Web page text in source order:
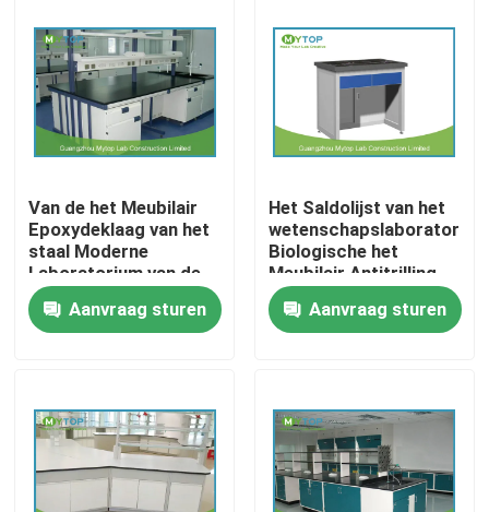
Thuis
Contacten
Producten
Van de het Meubilair
Epoxydeklaag van het
staal Moderne
Laboratorium van de
het
Laboratoriumwerkbank
het Effectweerstand
Aanvraag sturen
Het Saldolijst van het
Biologische het
Meubilair Antitrilling
van het
Laboratoriumbureau
Aanvraag sturen